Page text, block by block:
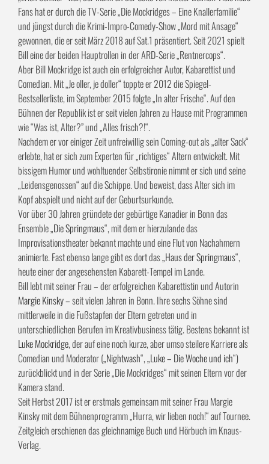
Ein Millionenpublikum kennt ihn aus der Lindenstraße, wo er viele Jahre
„Erich Schiller“ war, der Mann an der Seite von Mutter Beimer. Viele neue
Fans hat er durch die TV-Serie „Die Mockridges – Eine Knallerfamilie“
und jüngst durch die Krimi-Impro-Comedy-Show „Mord mit Ansage“
gewonnen, die er seit März 2018 auf Sat.1 präsentiert. Seit 2021 spielt
Bill eine der beiden Hauptrollen in der ARD-Serie „Rentnercops“.
Aber Bill Mockridge ist auch ein erfolgreicher Autor, Kabarettist und
Comedian. Mit „Je oller, je doller“ toppte er 2012 die Spiegel-
Bestsellerliste, im September 2015 folgte „In alter Frische“. Auf den
Bühnen der Republik ist er seit vielen Jahren zu Hause mit Programmen
wie “Was ist, Alter?” und „Alles frisch?!“.
Nachdem er vor einiger Zeit unfreiwillig sein Coming-out als „alter Sack“
erlebte, hat er sich zum Experten für „richtiges“ Altern entwickelt. Mit
bissigem Humor und wohltuender Selbstironie nimmt er sich und seine
„Leidensgenossen“ auf die Schippe. Und beweist, dass Alter sich im
Kopf abspielt und nicht auf der Geburtsurkunde.
Vor über 30 Jahren gründete der gebürtige Kanadier in Bonn das
Ensemble „Die Springmaus“, mit dem er hierzulande das
Improvisationstheater bekannt machte und eine Flut von Nachahmern
animierte. Fast ebenso lange gibt es dort das „Haus der Springmaus“,
heute einer der angesehensten Kabarett-Tempel im Lande.
Bill lebt mit seiner Frau – der erfolgreichen Kabarettistin und Autorin
Margie Kinsky– seit vielen Jahren in Bonn. Ihre sechs Söhne sind
mittlerweile in die Fußstapfen der Eltern getreten und in
unterschiedlichen Berufen im Kreativbusiness tätig. Bestens bekannt ist
Luke Mockridge, der auf eine noch kurze, aber umso steilere Karriere als
Comedian und Moderator („
Luke – Die Woche und ich
zurückblickt und in der Serie „Die Mockridges“ mit seinen Eltern vor der
Kamera stand.
Seit Herbst 2017 ist er erstmals gemeinsam mit seiner Frau Margie
Kinsky mit dem Bühnenprogramm „Hurra, wir lieben noch!“ auf Tournee.
Zeitgleich erschienen das gleichnamige Buch und Hörbuch im Knaus-